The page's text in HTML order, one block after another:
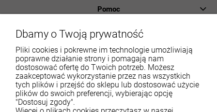
Pomoc
Płatności i dostawa
Informacje
O nas
Moje konto
Dbamy o Twoją prywatność
Pliki cookies i pokrewne im technologie umożliwiają
poprawne działanie strony i pomagają nam
dostosować ofertę do Twoich potrzeb. Możesz
zaakceptować wykorzystanie przez nas wszystkich
tych plików i przejść do sklepu lub dostosować użycie
plików do swoich preferencji, wybierając opcję
"Dostosuj zgody".